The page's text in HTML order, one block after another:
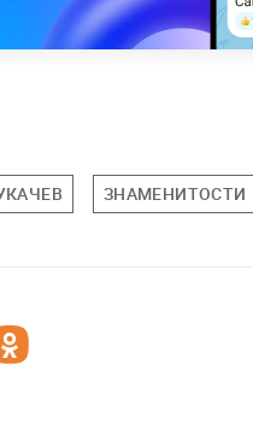
ЗНАМЕНИТОСТИ